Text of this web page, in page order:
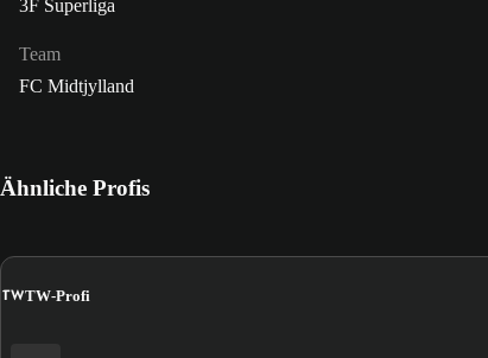
3F Superliga
Team
FC Midtjylland
Ähnliche Profis
TWTW-Profi